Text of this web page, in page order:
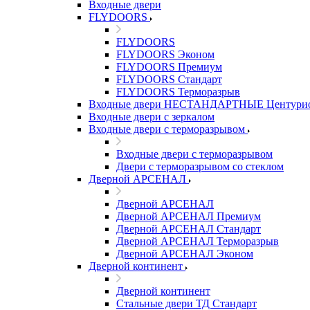
Входные двери
FLYDOORS
FLYDOORS
FLYDOORS Эконом
FLYDOORS Премиум
FLYDOORS Стандарт
FLYDOORS Терморазрыв
Входные двери НЕСТАНДАРТНЫЕ
Входные двери с зеркалом
Входные двери с терморазрывом
Входные двери с терморазрывом
Двери с терморазрывом со стеклом
Дверной АРСЕНАЛ
Дверной АРСЕНАЛ
Дверной АРСЕНАЛ Премиум
Дверной АРСЕНАЛ Стандарт
Дверной АРСЕНАЛ Терморазрыв
Дверной АРСЕНАЛ Эконом
Дверной континент
Дверной континент
Стальные двери ТД Стандарт